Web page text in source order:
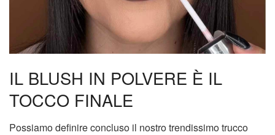
IL BLUSH IN POLVERE È IL
TOCCO FINALE
Possiamo definire concluso il nostro trendissimo trucco